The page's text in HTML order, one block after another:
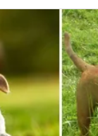
получит